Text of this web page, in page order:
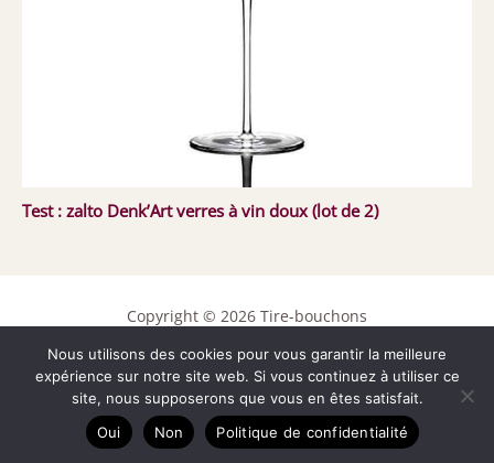
Test : zalto Denk’Art verres à vin doux (lot de 2)
Copyright © 2026 Tire-bouchons
Contact
Mentions légales
Politique de confidentialité
Nous utilisons des cookies pour vous garantir la meilleure
expérience sur notre site web. Si vous continuez à utiliser ce
site, nous supposerons que vous en êtes satisfait.
Oui
Non Politique de confidentialité